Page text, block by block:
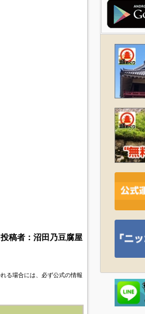
投稿者：沼田乃豆腐屋
る場合には、必ず公式の情報